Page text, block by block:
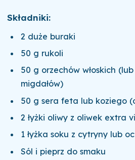
Składniki:
2 duże buraki
50 g rukoli
50 g orzechów włoskich
migdałów)
50 g sera feta lub koziego
2 łyżki oliwy z oliwek extra
1 łyżka soku z cytryny lub
Sól i pieprz do smaku